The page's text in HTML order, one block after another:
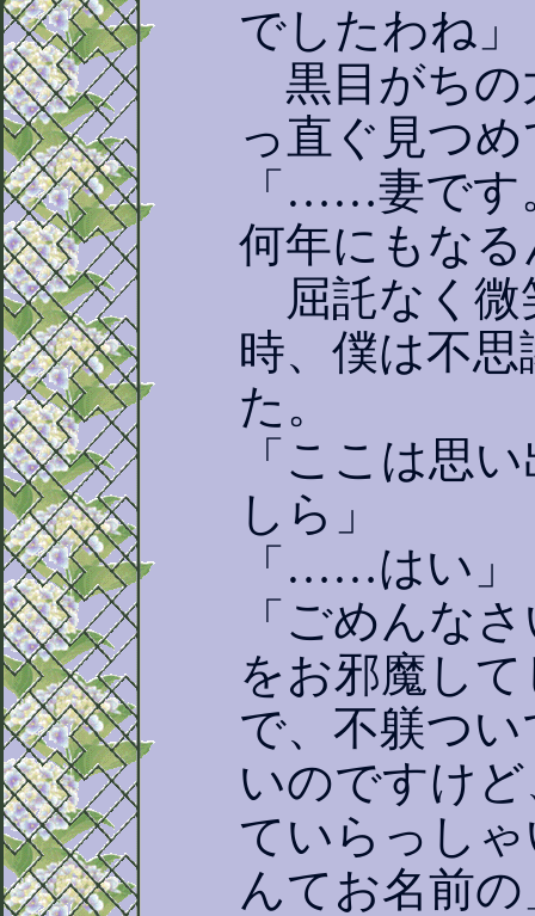
でしたわね」
黒目がちの
っ直ぐ見つ
「……妻です
何年にもな
屈託なく微
時、僕は不
た。
「ここは思
しら」
「……はい」
「ごめんな
をお邪魔し
で、不躾つ
いのですけ
ていらっし
んてお名前の